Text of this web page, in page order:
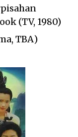
(TV, 1980)
TBA)